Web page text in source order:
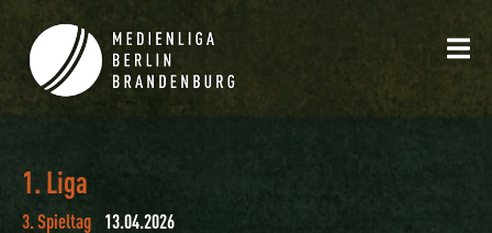
1. Liga
3. Spieltag 13.04.2026